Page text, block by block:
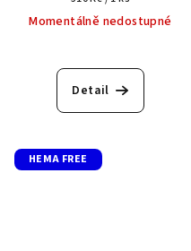
cena:
Momentálně nedostupné
Detail
HEMA FREE